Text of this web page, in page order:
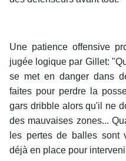
Une patience offensive
jugée logique par Gillet:
se met en danger dans
faites pour perdre la
gars dribble alors qu'il ne
des mauvaises zones...
les pertes de balles sont
déjà en place pour